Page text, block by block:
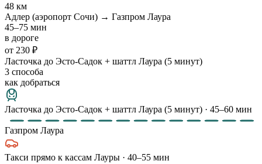
48 км
Адлер (аэропорт Сочи) → Газпром Лаура
45–75 мин
в дороге
от 230 ₽
Ласточка до Эсто-Садок + шаттл Лаура (5 минут)
3 способа
как добраться
Ласточка до Эсто-Садок + шаттл Лаура (5 минут) · 45–60 мин
Газпром Лаура
Такси прямо к кассам Лауры · 40–55 мин